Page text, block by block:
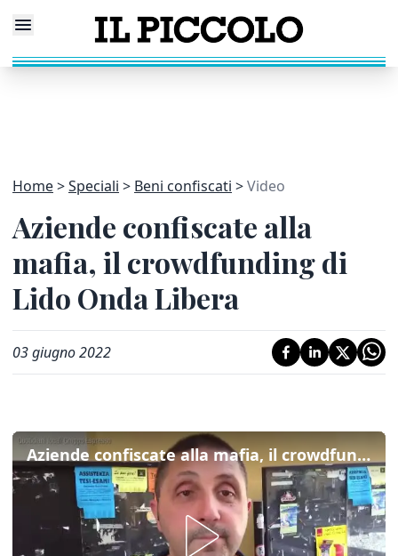
Home Speciali Beni confiscati Video
Aziende confiscate alla
mafia, il crowdfunding di
Lido Onda Libera
03 giugno 2022
Aziende confiscate alla mafia, il crowdfunding di Lido Onda Libera